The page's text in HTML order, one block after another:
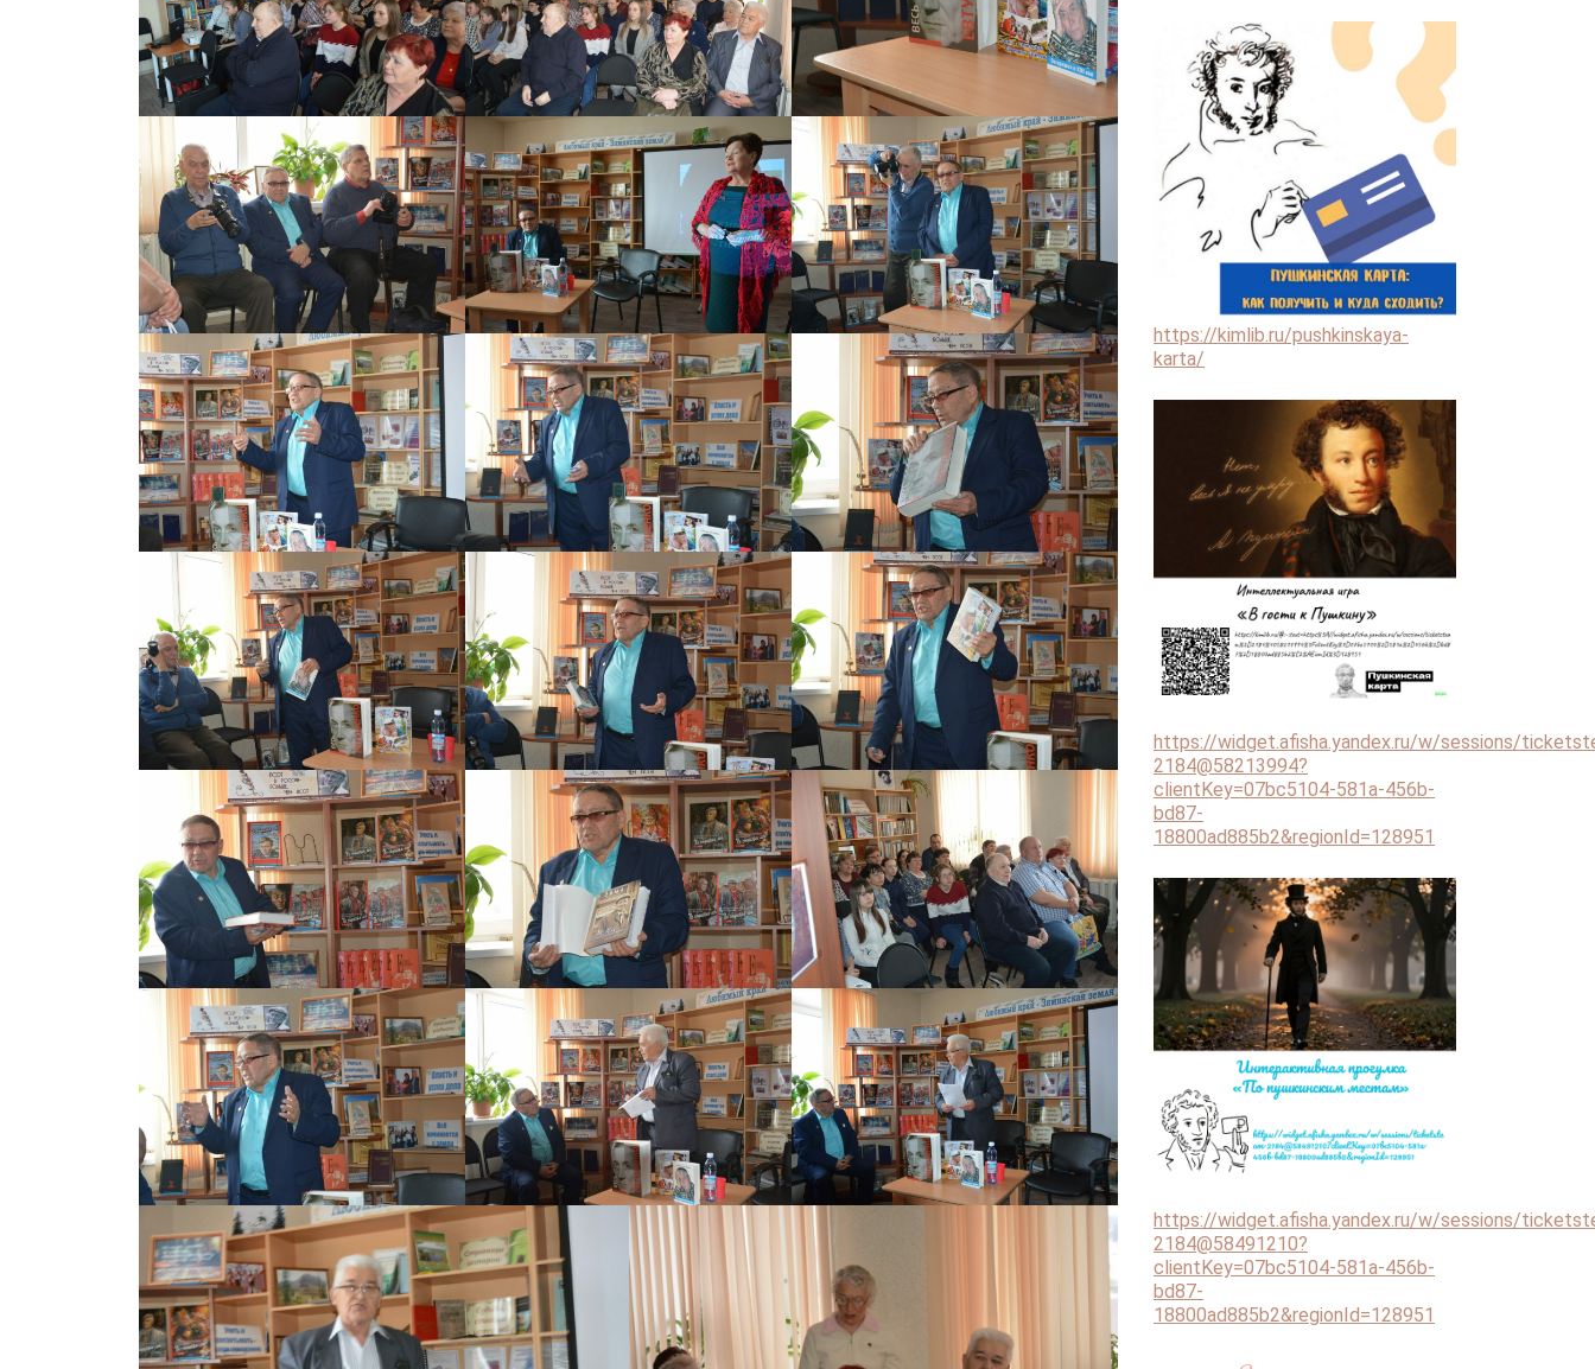
https://kimlib.ru/pushkinskaya-
karta/
https://widget.afisha.yandex.ru/w/sessions/
2184@58213994?
clientKey=07bc5104-581a-456b-
bd87-
18800ad885b2&regionId=128951
https://widget.afisha.yandex.ru/w/sessions/
2184@58491210?
clientKey=07bc5104-581a-456b-
bd87-
18800ad885b2&regionId=128951